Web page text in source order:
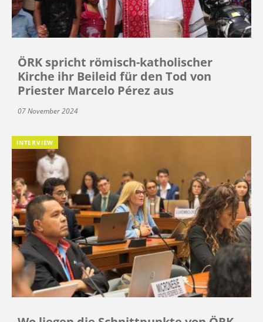
ÖRK spricht römisch-katholischer
Kirche ihr Beileid für den Tod von
Priester Marcelo Pérez aus
07 November 2024
INTERVIEW